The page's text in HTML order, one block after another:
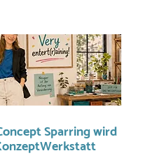
Sparring wird